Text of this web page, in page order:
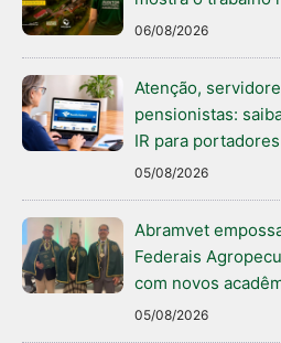
06/08/2026
Atenção,
pensionistas:
IR para
05/08/2026
Abramvet
Federais
com novos
05/08/2026